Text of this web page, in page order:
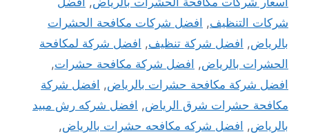
شركات التنظيف, افضل شركات مكافحة الحشرات
بالرياض, افضل شركة تنظيف, افضل شركة لمكافحة
الحشرات بالرياض, افضل شركة مكافحة حشرات,
افضل شركة مكافحة حشرات بالرياض, افضل شركة
مكافحة حشرات شرق الرياض, افضل شركه رش مبيد
بالرياض, افضل شركه مكافحه حشرات بالرياض,